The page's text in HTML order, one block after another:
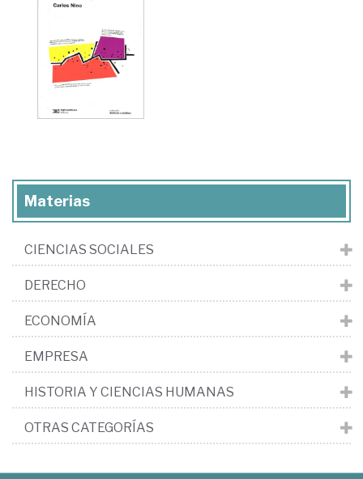
Materias
CIENCIAS SOCIALES
DERECHO
ECONOMÍA
EMPRESA
HISTORIA Y CIENCIAS HUMANAS
OTRAS CATEGORÍAS